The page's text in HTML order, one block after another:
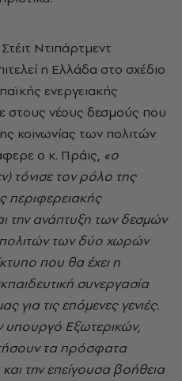
Ντιπάρτμεντ
η Ελλάδα στο σχέδιο
ενεργειακής
στους νέους δεσμούς που
κοινωνίας των πολιτών
ο κ. Πράις, «ο
τόνισε τον ρόλο της
περιφερειακής
την ανάπτυξη των δεσμών
πολιτών των δύο χωρών
που θα έχει η
συνεργασία
τις επόμενες γενιές.
υπουργό Εξωτερικών,
τα πρόσφατα
την επείγουσα βοήθεια